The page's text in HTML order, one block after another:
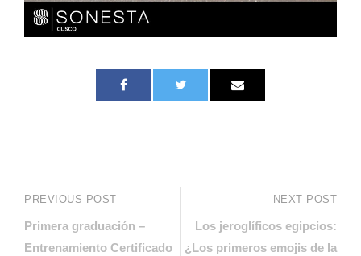
PREVIOUS POST
Primera graduación –
Entrenamiento Certificado
NEXT POST
Los jeroglíficos egipcios:
¿Los primeros emojis de la